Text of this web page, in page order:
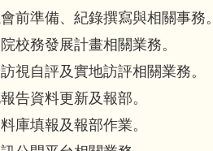
前準備、紀錄撰寫與相關事務。
校務發展計畫相關業務。
視自評及實地訪評相關業務。
告資料更新及報部。
庫填報及報部作業。